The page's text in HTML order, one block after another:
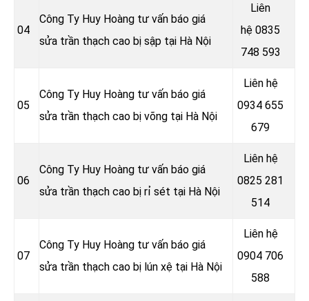
04
Công Ty Huy Hoàng tư vấn báo giá
sửa trần thạch cao bị sập tại Hà Nội
Liên
hệ 0835
748 593
05
Công Ty Huy Hoàng tư vấn báo giá
sửa trần thạch cao bị võng tại Hà Nội
Liên hệ
0934 655
679
06
Công Ty Huy Hoàng tư vấn báo giá
sửa trần thạch cao bị rỉ sét tại Hà Nội
Liên hệ
0825 281
514
07
Công Ty Huy Hoàng tư vấn báo giá
sửa trần thạch cao bị lún xệ tại Hà Nội
Liên hệ
0904 706
588